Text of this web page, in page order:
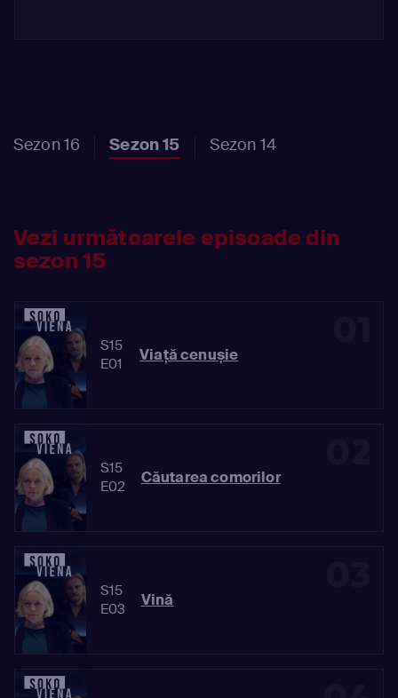
timp după aceea, trupul Annei este
Sezon 16 Sezon 15 Sezon 14
Vezi următoarele episoade din
sezon 15
S15
E01
Viață cenușie
S15
E02
Căutarea comorilor
S15
E03
Vină